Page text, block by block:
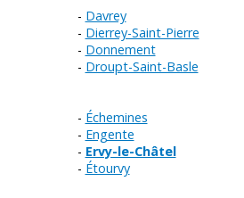
Davrey
Dierrey-Saint-Pierre
Donnement
Droupt-Saint-Basle
Échemines
Engente
Ervy-le-Châtel
Étourvy